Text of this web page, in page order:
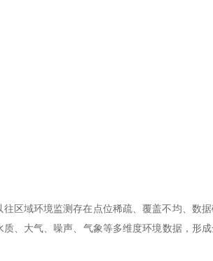
域环境监测存在点位稀疏、覆盖不均、数
、大气、噪声、气象等多维度环境数据，形